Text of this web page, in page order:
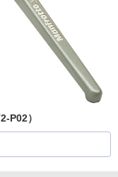
P02）